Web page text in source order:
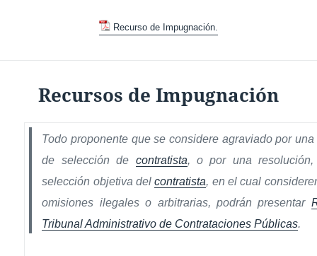
Recurso de Impugnación.
Recursos de Impugnación
Todo proponente que se considere agraviado por
de selección de contratista, o por una
selección objetiva delcontratista, en el cual
omisiones ilegales o arbitrarias, podrán presentar
Tribunal Administrativo de Contrataciones Públicas.